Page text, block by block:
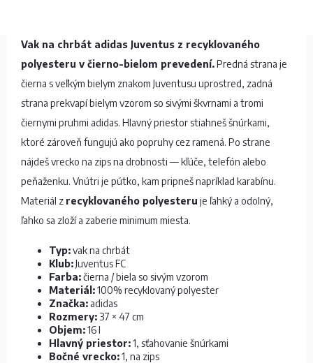
Vak na chrbát adidas Juventus z recyklovaného
polyesteru v čierno-bielom prevedení.Predná strana je
čierna s veľkým bielym znakom Juventusu uprostred, zadná
strana prekvapí bielym vzorom so sivými škvrnami a tromi
čiernymi pruhmi adidas. Hlavný priestor stiahneš šnúrkami,
ktoré zároveň fungujú ako popruhy cez ramená. Po strane
nájdeš vrecko na zips na drobnosti — kľúče, telefón alebo
peňaženku. Vnútri je pútko, kam pripneš napríklad karabínu.
Materiál z recyklovaného polyesteru je ľahký a odolný,
ľahko sa zloží a zaberie minimum miesta.
Typ:vak na chrbát
Klub:Juventus FC
Farba:čierna / biela so sivým vzorom
Materiál:100% recyklovaný polyester
Značka: adidas
Rozmery: 37 × 47 cm
Objem:16 l
Hlavný priestor:1, sťahovanie šnúrkami
Bočné vrecko:1, na zips